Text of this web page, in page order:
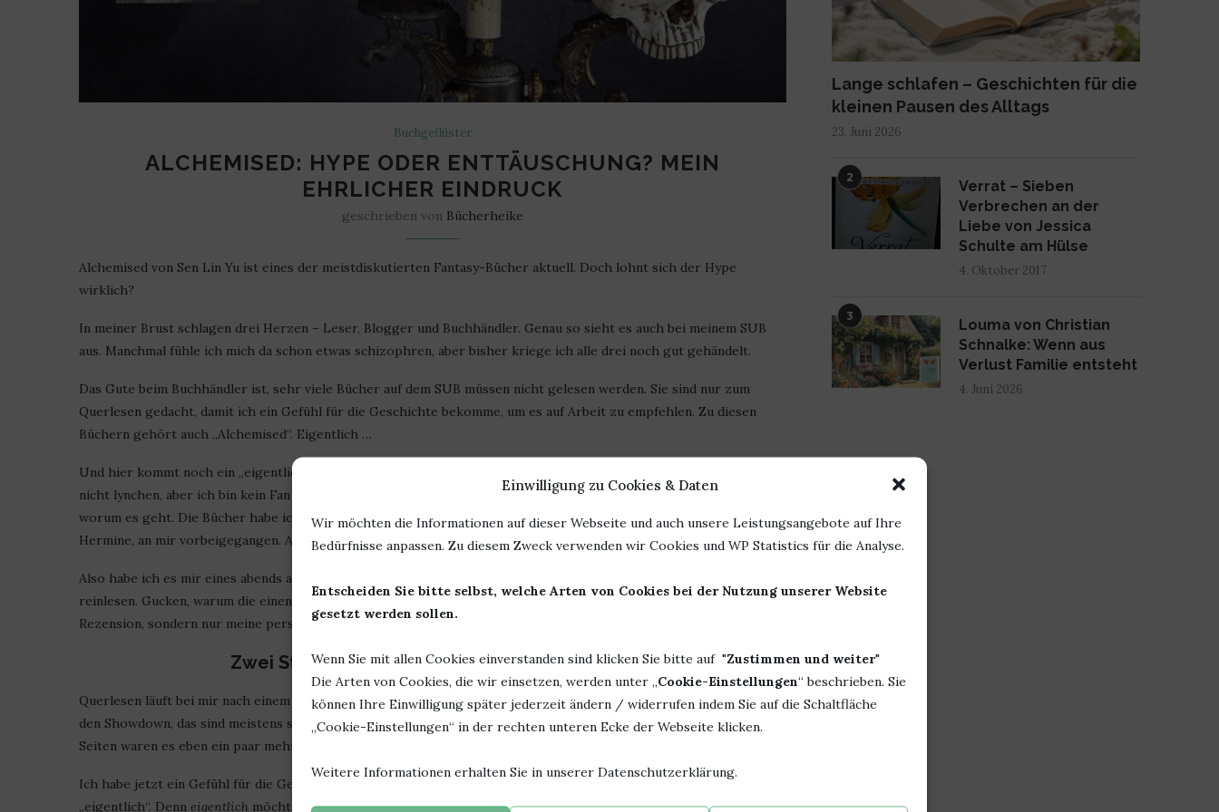
Einwilligung zu Cookies & Daten
Wir möchten die Informationen auf dieser Webseite und auch unsere Leistungsangebote auf Ihre
Bedürfnisse anpassen. Zu diesem Zweck verwenden wir Cookies und WP Statistics für die Analyse.
Entscheiden Sie bitte selbst, welche Arten von Cookies bei der Nutzung unserer Website
gesetzt werden sollen.
Wenn Sie mit allen Cookies einverstanden sind klicken Sie bitte auf "Zustimmen und weiter"
Die Arten von Cookies, die wir einsetzen, werden unter „Cookie-Einstellungen“ beschrieben. Sie
können Ihre Einwilligung später jederzeit ändern / widerrufen indem Sie auf die Schaltfläche
„Cookie-Einstellungen“ in der rechten unteren Ecke der Webseite klicken.
Weitere Informationen erhalten Sie in unserer Datenschutzerklärung.
Buchgeflüster
ALCHEMISED: HYPE ODER ENTTÄUSCHUNG? MEIN
EHRLICHER EINDRUCK
geschrieben von Bücherheike
Alchemised von Sen Lin Yu ist eines der meistdiskutierten Fantasy-Bücher aktuell. Doch lohnt sich der Hype
wirklich?
In meiner Brust schlagen drei Herzen – Leser, Blogger und Buchhändler. Genau so sieht es auch bei meinem SUB
aus. Manchmal fühle ich mich da schon etwas schizophren, aber bisher kriege ich alle drei noch gut gehändelt.
Das Gute beim Buchhändler ist, sehr viele Bücher auf dem SUB müssen nicht gelesen werden. Sie sind nur zum
Querlesen gedacht, damit ich ein Gefühl für die Geschichte bekomme, um es auf Arbeit zu empfehlen. Zu diesen
Büchern gehört auch „Alchemised“. Eigentlich …
Und hier kommt noch ein „eigentlich“, denn eigentlich ist diese Art von Fantasy nicht meins. Hinzukommt, bitte
nicht lynchen, aber ich bin kein Fan von Harry Potter. Meine Kinder haben die Filme gesehen, also weiß ich in etwa
worum es geht. Die Bücher habe ich nicht gelesen. Darum ist der große Hype, von wegen Fanfiction von Draco und
Hermine, an mir vorbeigegangen. Aber der Hype um Alchemised eben nicht.
Also habe ich es mir eines abends auf der Couch gemütlich gemacht und mir das Buch geschnappt. Nur kurz
reinlesen. Gucken, warum die einen enttäuscht und die anderen so begeistert sind. Darum ist das hier auch keine
Rezension, sondern nur meine persönliche Meinung dazu. Eigentlich …
Zwei Stunden – zählt das noch als querlesen?
Querlesen läuft bei mir nach einem bestimmten Schema ab. Ich lese den Anfang, überfliege die Mitte und lese dann
den Showdown, das sind meistens so knapp 50 – 100 Seiten. Das hängt von der Dicke des Buches ab. Bei über 1000
Seiten waren es eben ein paar mehr Seiten.
Ich habe jetzt ein Gefühl für die Geschichte und die Art, wie die Autorin schreibt. Und ich habe ein neues
„eigentlich“. Denn eigentlich möchte ich das Buch doch komplett lesen. Wenn ich mehr Zeit und Muse habe, werde
Lange schlafen – Geschichten für die
kleinen Pausen des Alltags
23. Juni 2026
2
Verrat – Sieben
Verbrechen an der
Liebe von Jessica
Schulte am Hülse
4. Oktober 2017
3
Louma von Christian
Schnalke: Wenn aus
Verlust Familie entsteht
4. Juni 2026